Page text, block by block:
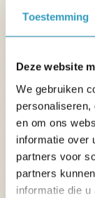
Toestemming
Deze website
We gebruiken
en om ons
informatie over
partners voor
partners
informatie die
authentieke